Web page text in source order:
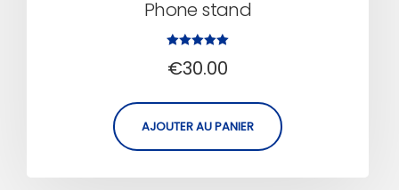
Phone stand
sur 5
€30.00
AJOUTER AU PANIER